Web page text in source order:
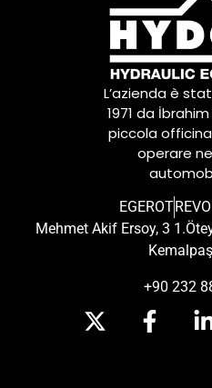
L’azienda è
1971 da
piccola
operare
EGEROT
Mehmet Akif Ersoy, 3
+90 232